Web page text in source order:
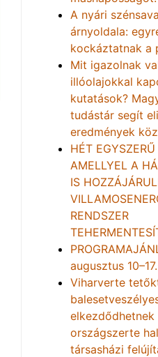
A nyári
árnyoldala:
kockáztatnak a
Mit igazolnak
illóolajokkal
kutatások?
tudástár segít
eredmények
HÉT EGYSZERŰ
AMELLYEL A
IS
RENDSZER
augusztus
Viharverte
elkezdődhetnek
országszerte
társasházi